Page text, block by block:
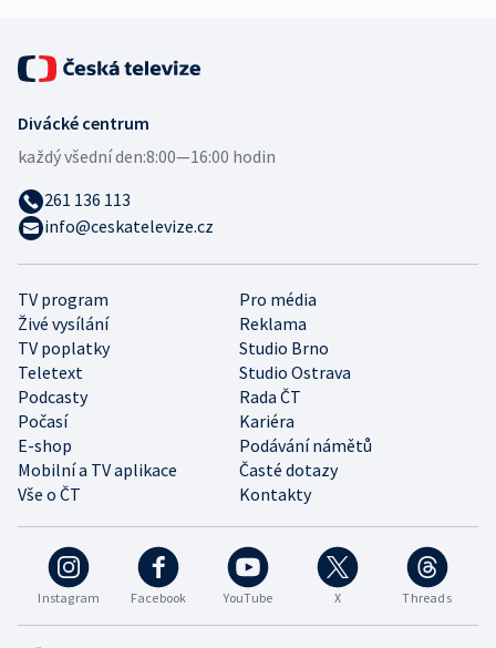
Instagram Facebook YouTube X Threads
TV program
Pro média
Živé vysílání
Reklama
TV poplatky
Studio Brno
Teletext
Studio Ostrava
Podcasty
Rada ČT
Počasí
Kariéra
E-shop
Podávání námětů
Mobilní a TV aplikace
Časté dotazy
Vše o ČT
Kontakty
Divácké centrum
každý všední den:8:00—16:00 hodin
261 136 113
info@ceskatelevize.cz